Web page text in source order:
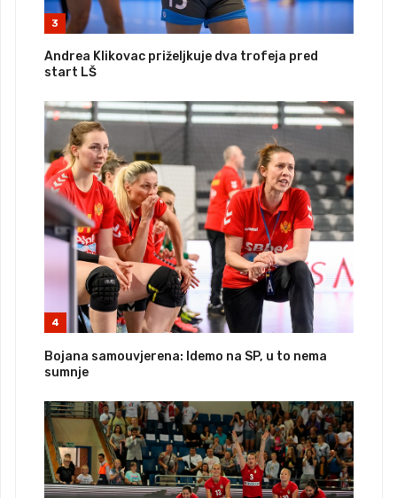
3
Andrea Klikovac priželjkuje dva trofeja pred
start LŠ
4
Bojana samouvjerena: Idemo na SP, u to nema
sumnje